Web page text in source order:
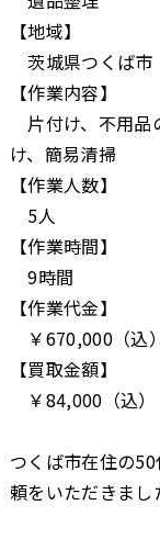
【地域】
茨城県つくば市
【作業内容】
片付け、不用品
け、簡易清掃
【作業人数】
5人
【作業時間】
9時間
【作業代金】
￥670,000（込）
【買取金額】
￥84,000（込）
つくば市在住の
頼をいただきまし